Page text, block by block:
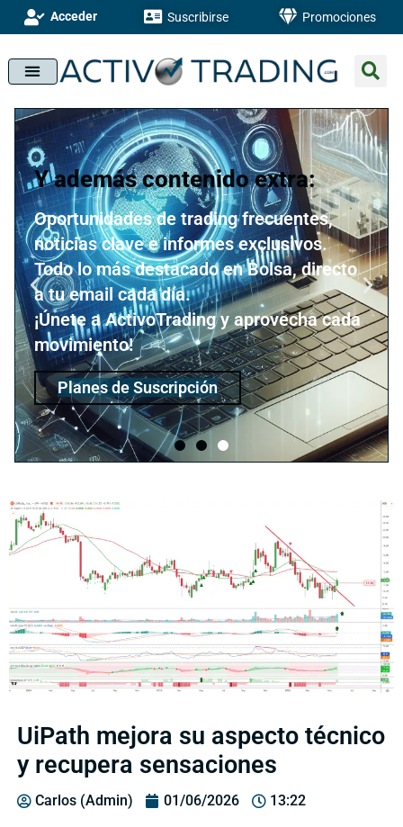
Acceder Suscribirse Promociones
Y además contenido extra:
Oportunidades de trading frecuentes,
noticias clave e informes exclusivos.
Todo lo más destacado en Bolsa, directo
a tu email cada día.
¡Únete a ActivoTrading y aprovecha cada
movimiento!
Planes de Suscripción
UiPath mejora su aspecto técnico
y recupera sensaciones
Carlos (Admin) 01/06/2026 13:22